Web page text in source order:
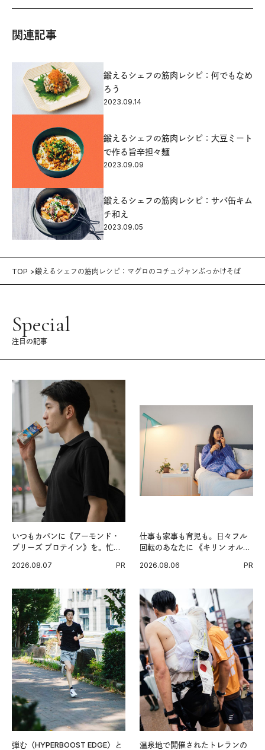
関連記事
鍛えるシェフの筋肉レシピ：何でもなめ
ろう
2023.09.14
鍛えるシェフの筋肉レシピ：大豆ミート
で作る旨辛担々麺
2023.09.09
鍛えるシェフの筋肉レシピ：サバ缶キム
チ和え
2023.09.05
TOP 鍛えるシェフの筋肉レシピ：マグロのコチュジャンぶっかけそば
Special
注目の記事
いつもカバンに《アーモンド・
ブリーズ プロテイン》を。忙し
グ習慣。
2026.08.07 PR
仕事も家事も育児も。日々フル
回転のあなたに 《キリン オルニ
2026.08.06 PR
弾む〈HYPERBOOST EDGE〉と
温泉地で開催されたトレランの